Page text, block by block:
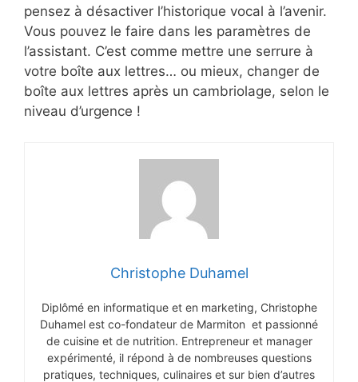
pensez à désactiver l’historique vocal à l’avenir.
Vous pouvez le faire dans les paramètres de
l’assistant. C’est comme mettre une serrure à
votre boîte aux lettres… ou mieux, changer de
boîte aux lettres après un cambriolage, selon le
niveau d’urgence !
Christophe Duhamel
Diplômé en informatique et en marketing, Christophe
Duhamel est co-fondateur de Marmiton et passionné
de cuisine et de nutrition. Entrepreneur et manager
expérimenté, il répond à de nombreuses questions
pratiques, techniques, culinaires et sur bien d’autres